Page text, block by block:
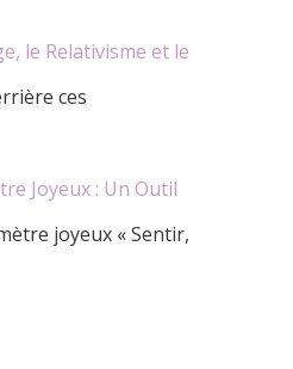
le Relativisme et le
ces
Joyeux : Un Outil
joyeux « Sentir,